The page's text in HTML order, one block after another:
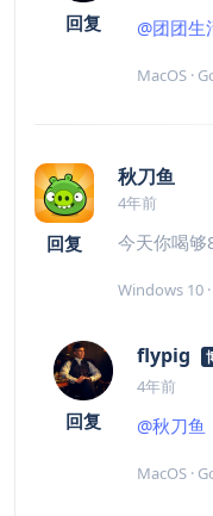
回复 @团团生
MacOS ·
回复
秋刀鱼
4年前
今天你喝
Windows 10
回复
flypig
4年前
@秋刀鱼
MacOS ·